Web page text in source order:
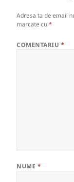
Adresa ta de email
marcate cu*
COMENTARIU *
NUME *